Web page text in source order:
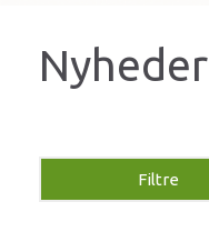
Nyheder
Filtre